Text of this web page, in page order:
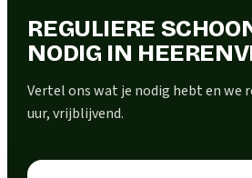
REGULIERE
NODIG IN
Vertel ons wat je nodig hebt en we
uur, vrijblijvend.